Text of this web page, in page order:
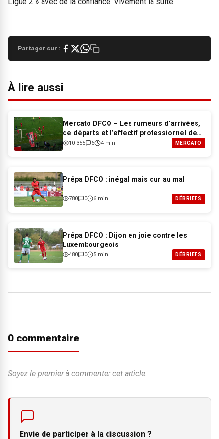
Ligue 2 » avec de la confiance. Vivement la suite.
Partager sur :
À lire aussi
Mercato DFCO – Les rumeurs d’arrivées,
de départs et l’effectif professionnel de
Dijon pour 2026-2027
10 355 6 4 min MERCATO
Prépa DFCO : inégal mais dur au mal
780 0 6 min DÉBRIEFS
Prépa DFCO : Dijon en joie contre les
Luxembourgeois
480 0 5 min DÉBRIEFS
0 commentaire
Soyez le premier à commenter cet article.
Envie de participer à la discussion ?